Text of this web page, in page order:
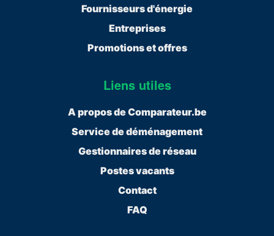
Fournisseurs d'énergie
Entreprises
Promotions et offres
Liens utiles
A propos de Comparateur.be
Service de déménagement
Gestionnaires de réseau
Postes vacants
Contact
FAQ